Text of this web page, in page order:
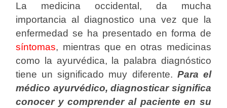
La medicina occidental, da mucha
importancia al diagnostico una vez que la
enfermedad se ha presentado en forma de
síntomas, mientras que en otras medicinas
como la ayurvédica, la palabra diagnóstico
tiene un significado muy diferente. Para el
médico ayurvédico, diagnosticar significa
conocer y comprender al paciente en su